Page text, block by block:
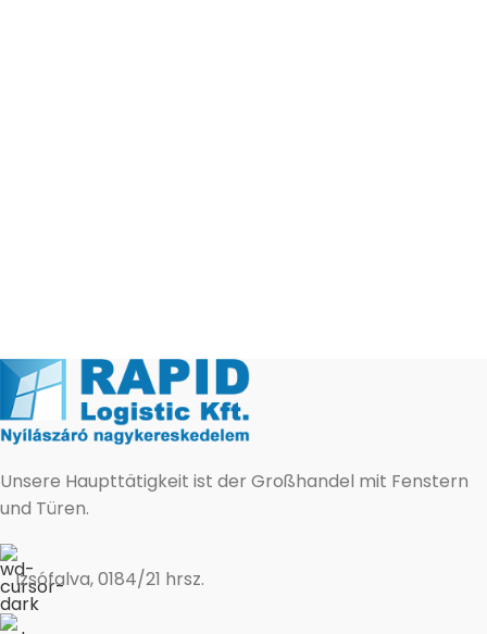
Unsere Haupttätigkeit ist der Großhandel mit Fenstern
und Türen.
Izsófalva, 0184/21 hrsz.